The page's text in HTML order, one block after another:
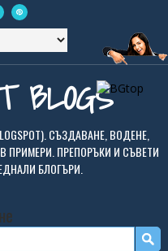
BLOGS
СЪЗДАВАНЕ, ВОДЕНЕ,
ПРИМЕРИ. ПРЕПОРЪКИ И СЪВЕТИ
БЛОГЪРИ.